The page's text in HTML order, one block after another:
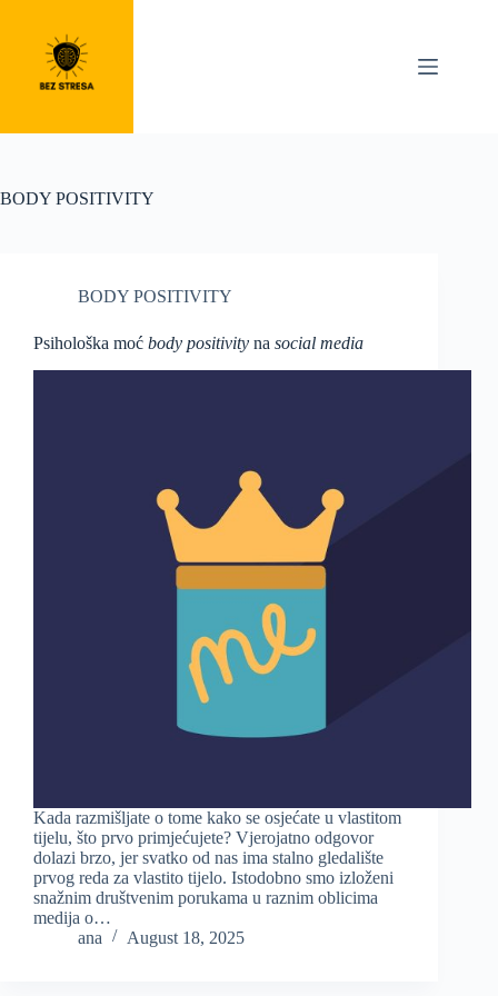
content
BODY POSITIVITY
BODY POSITIVITY
Psihološka moć body positivity na social media
Kada razmišljate o tome kako se osjećate u vlastitom
tijelu, što prvo primjećujete? Vjerojatno odgovor
dolazi brzo, jer svatko od nas ima stalno gledalište
prvog reda za vlastito tijelo. Istodobno smo izloženi
snažnim društvenim porukama u raznim oblicima
medija o…
ana
August 18, 2025